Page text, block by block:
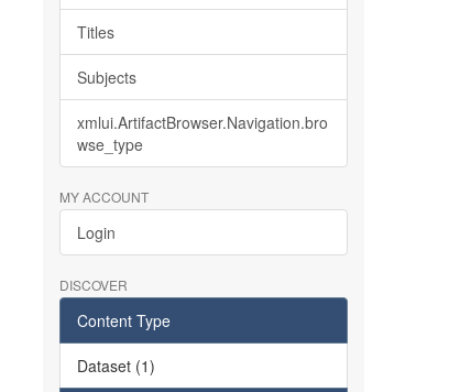
Titles
Subjects
xmlui.ArtifactBrowser.Navigation.bro
wse_type
MY ACCOUNT
Login
DISCOVER
Content Type
Dataset (1)